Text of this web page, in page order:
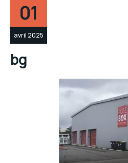
01
avril 2025
bg